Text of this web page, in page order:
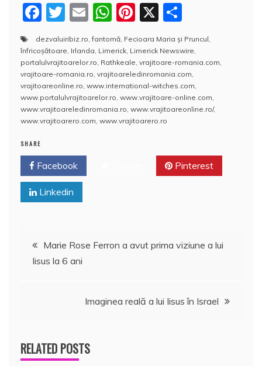
F
c
e
b
o
o
T
w
itt
er
E
m
ai
l
W
h
at
s
A
p
p
Pi
nt
er
e
st
X
a
rt
aj
e
a
dezvaluiribiz.ro,fantomă, Fecioara Maria şi Pruncul,
înfricoşătoare, Irlanda, Limerick, Limerick Newswire,
portalulvrajitoarelor.ro, Rathkeale, vrajitoare-romania.com,
vrajitoare-romania.ro, vrajitoareledinromania.com,
vrajitoareonline.ro, www.international-witches.com,
www.portalulvrajitoarelor.ro, www.vrajitoare-online.com,
www.vrajitoareledinromania.ro, www.vrajitoareonline.ro/,
www.vrajitoarero.com, www.vrajitoarero.ro
SHARE
Facebook Pinterest
Linkedin
Navigare
Marie Rose Ferron a avut prima viziune a lui
Iisus la 6 ani
Imaginea reală a lui Iisus în Israel
RELATED POSTS